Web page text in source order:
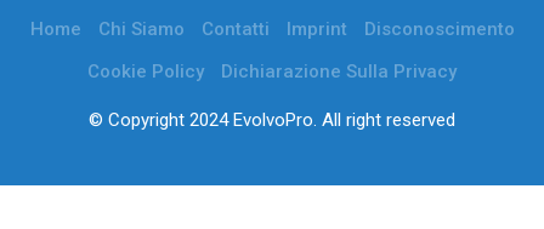
Home Chi Siamo Contatti Imprint
Disconoscimento
Cookie Policy
Dichiarazione Sulla Privacy
© Copyright 2024 EvolvoPro. All right reserved